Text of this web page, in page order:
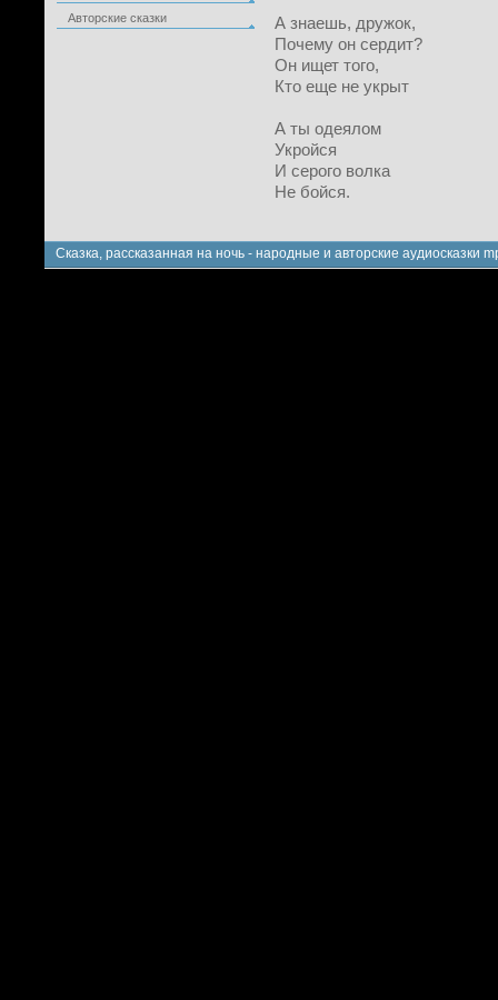
Авторские сказки
А знаешь, дружок,
Почему он сердит?
Он ищет того,
Кто еще не укрыт
А ты одеялом
Укройся
И серого волка
Не бойся.
Сказка, рассказанная на ночь - народные и авторские аудиосказки